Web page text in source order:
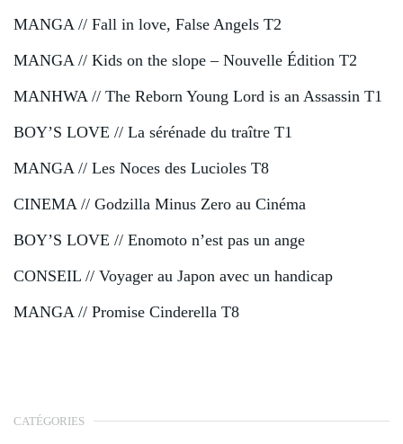
MANGA // Fall in love, False Angels T2
MANGA // Kids on the slope – Nouvelle Édition T2
MANHWA // The Reborn Young Lord is an Assassin T1
BOY’S LOVE // La sérénade du traître T1
MANGA // Les Noces des Lucioles T8
CINEMA // Godzilla Minus Zero au Cinéma
BOY’S LOVE // Enomoto n’est pas un ange
CONSEIL // Voyager au Japon avec un handicap
MANGA // Promise Cinderella T8
CATÉGORIES